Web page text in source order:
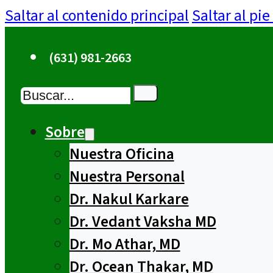
Saltar al contenido principalSaltar al
(631) 981-2663
Buscar
Sobre
Nuestra Oficina
Nuestra Personal
Dr. Nakul Karkare
Dr. Vedant Vaksha MD
Dr. Mo Athar, MD
Dr. Ocean Thakar, MD